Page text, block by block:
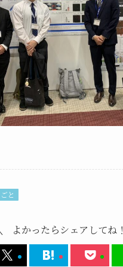
と
よかったらシェアしてね！